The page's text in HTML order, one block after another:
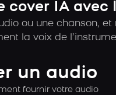
cover IA avec
ou une chanson,
la voix de
un audio
fournir votre audio